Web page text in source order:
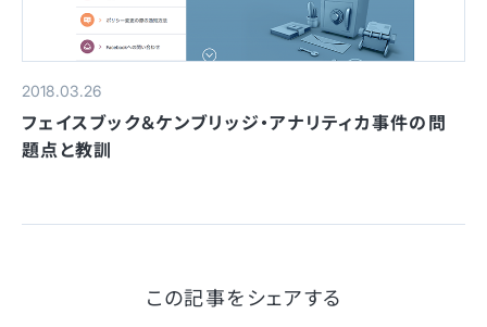
2018.03.26
フェイスブック＆ケンブリッジ・アナリティカ事件の問
題点と教訓
この記事をシェアする